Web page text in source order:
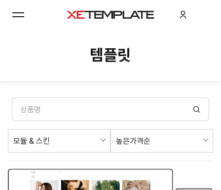
템플릿
모듈 & 스킨 높은가격순